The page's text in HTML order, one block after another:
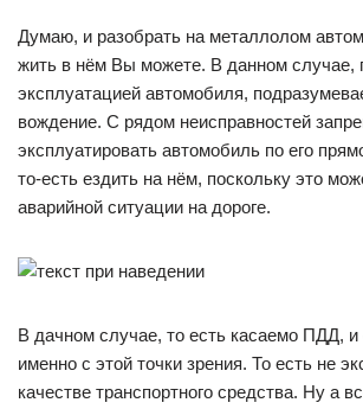
Думаю, и разобрать на металлолом
жить в нём Вы можете. В данном случае,
эксплуатацией автомобиля,
вождение. С рядом неисправностей
эксплуатировать автомобиль по его
то-есть ездить на нём, поскольку это
аварийной ситуации на дороге.
В дачном случае, то есть касаемо ПДД, и
именно с этой точки зрения. То есть не
качестве транспортного средства. Ну а